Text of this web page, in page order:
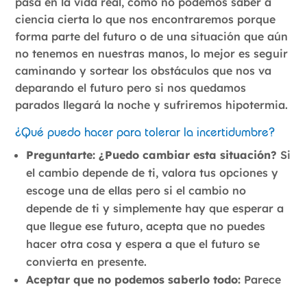
ciencia cierta lo que nos encontraremos porque
forma parte del futuro o de una situación que aún
no tenemos en nuestras manos, lo mejor es seguir
caminando y sortear los obstáculos que nos va
deparando el futuro pero si nos quedamos
parados llegará la noche y sufriremos hipotermia.
¿Qué puedo hacer para tolerar la incertidumbre?
Preguntarte: ¿Puedo cambiar esta situación? Si
el cambio depende de ti, valora tus opciones y
escoge una de ellas pero si el cambio no
depende de ti y simplemente hay que esperar a
que llegue ese futuro, acepta que no puedes
hacer otra cosa y espera a que el futuro se
convierta en presente.
Aceptar que no podemos saberlo todo: Parece